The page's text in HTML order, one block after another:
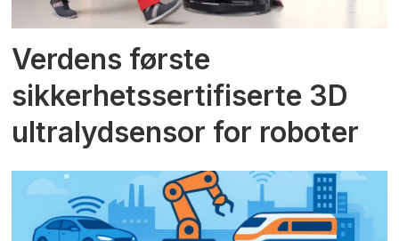
Verdens første
sikkerhetssertifiserte 3D
ultralydsensor for roboter